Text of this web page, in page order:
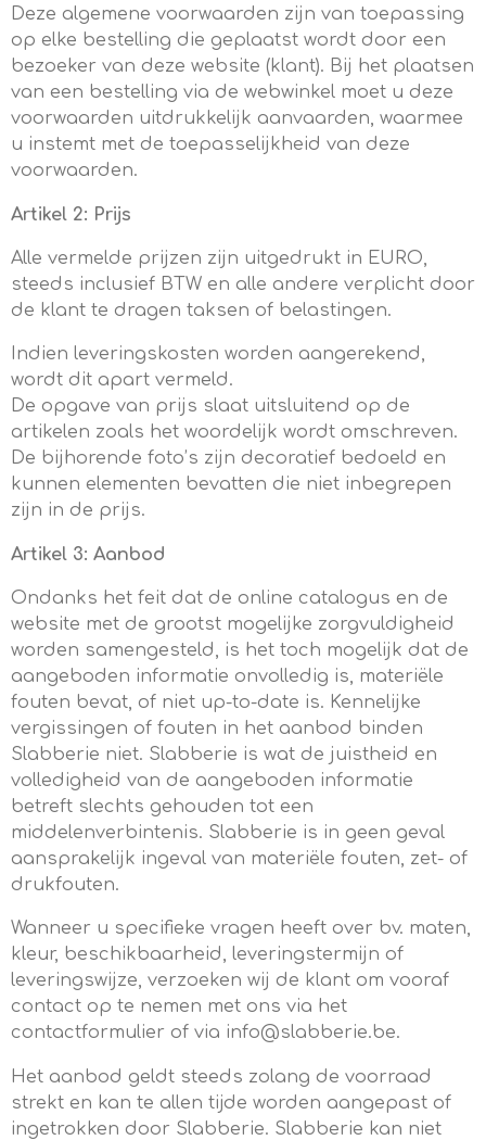
Deze algemene voorwaarden zijn van toepassing
op elke bestelling die geplaatst wordt door een
bezoeker van deze website (klant). Bij het plaatsen
van een bestelling via de webwinkel moet u deze
voorwaarden uitdrukkelijk aanvaarden, waarmee
u instemt met de toepasselijkheid van deze
voorwaarden.
Artikel 2: Prijs
Alle vermelde prijzen zijn uitgedrukt in EURO,
steeds inclusief BTW en alle andere verplicht door
de klant te dragen taksen of belastingen.
Indien leveringskosten worden aangerekend,
wordt dit apart vermeld.
De opgave van prijs slaat uitsluitend op de
artikelen zoals het woordelijk wordt omschreven.
De bijhorende foto’s zijn decoratief bedoeld en
kunnen elementen bevatten die niet inbegrepen
zijn in de prijs.
Artikel 3: Aanbod
Ondanks het feit dat de online catalogus en de
website met de grootst mogelijke zorgvuldigheid
worden samengesteld, is het toch mogelijk dat de
aangeboden informatie onvolledig is, materiële
fouten bevat, of niet up-to-date is. Kennelijke
vergissingen of fouten in het aanbod binden
Slabberie niet. Slabberie is wat de juistheid en
volledigheid van de aangeboden informatie
betreft slechts gehouden tot een
middelenverbintenis. Slabberie is in geen geval
aansprakelijk ingeval van materiële fouten, zet- of
drukfouten.
Wanneer u specifieke vragen heeft over bv. maten,
kleur, beschikbaarheid, leveringstermijn of
leveringswijze, verzoeken wij de klant om vooraf
contact op te nemen met ons via het
contactformulier of via info@slabberie.be.
Het aanbod geldt steeds zolang de voorraad
strekt en kan te allen tijde worden aangepast of
ingetrokken door Slabberie. Slabberie kan niet